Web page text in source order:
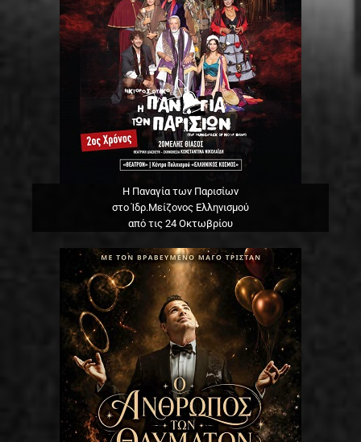
Η Παναγία των Παρισίων
στο Ίδρ.Μείζονος Ελληνισμού
από τις 24 Οκτωβρίου